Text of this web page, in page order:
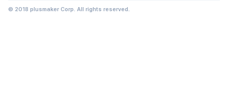
© 2018 plusmaker Corp. All rights reserved.